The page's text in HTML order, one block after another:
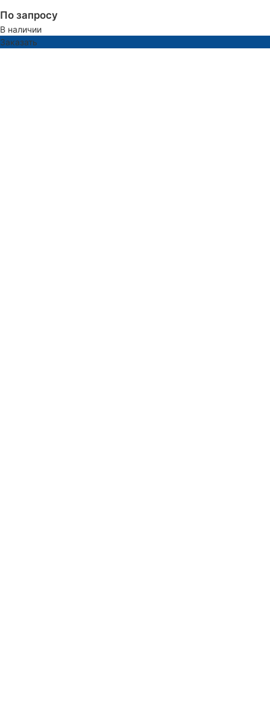
По запросу
В наличии
Заказать